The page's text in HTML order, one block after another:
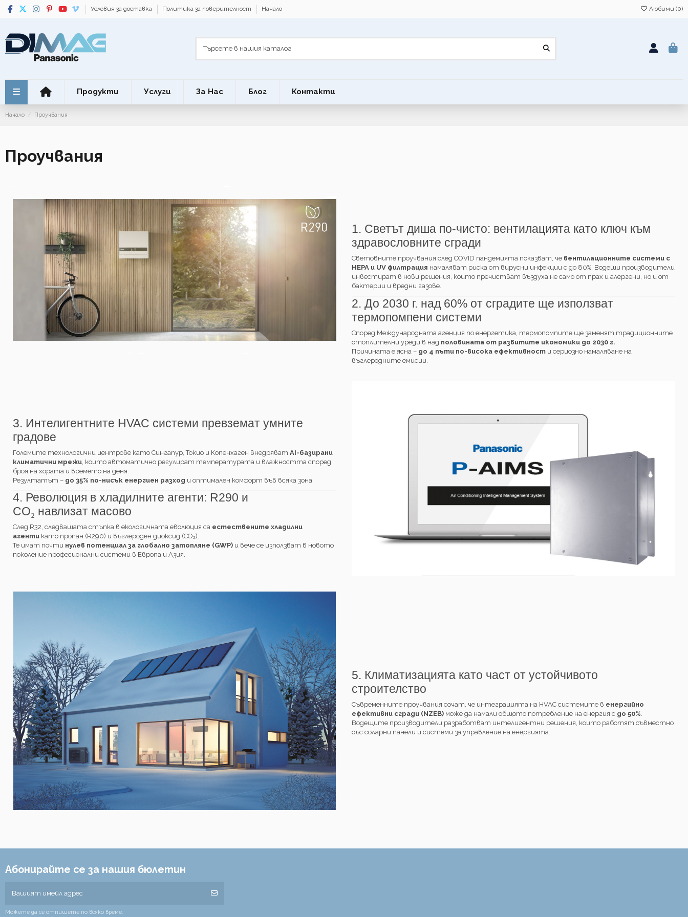
Условия за доставка Политика за поверителност Начало Любими (0)
Продукти Услуги За Нас Блог Контакти
Начало Проучвания
Проучвания
1. Светът диша по-чисто: вентилацията като ключ към
здравословните сгради
Световните проучвания след COVID пандемията показват, че вентилационните системи с
HEPA и UV филтрация намаляват риска от вирусни инфекции с до 80%. Водещи производители
инвестират в нови решения, които пречистват въздуха не само от прах и алергени, но и от
бактерии и вредни газове.
2. До 2030 г. над 60% от сградите ще използват
термопомпени системи
Според Международната агенция по енергетика, термопомпите ще заменят традиционните
отоплителни уреди в над половината от развитите икономики до 2030 г.
Причината е ясна – до 4 пъти по-висока ефективност и сериозно намаляване на
въглеродните емисии.
3. Интелигентните HVAC системи превземат умните
градове
Големите технологични центрове като Сингапур, Токио и Копенхаген внедряват AI-базирани
климатични мрежи, които автоматично регулират температурата и влажността според
броя на хората и времето на деня.
Резултатът – до 35% по-нисък енергиен разход и оптимален комфорт във всяка зона.
4. Революция в хладилните агенти: R290 и
CO₂ навлизат масово
След R32, следващата стъпка в екологичната еволюция са естествените хладилни
агентикато пропан (R290) и въглероден диоксид (CO₂).
Те имат почти нулев потенциал за глобално затопляне (GWP)и вече се използват в новото
поколение професионални системи в Европа и Азия.
5. Климатизацията като част от устойчивото
строителство
Съвременните проучвания сочат, че интеграцията на HVAC системите в енергийно
ефективни сгради (NZEB) може да намали общото потребление на енергия с до 50%
Водещите производители разработват интелигентни решения, които работят съвместно
със соларни панели и системи за управление на енергията.
Абонирайте се за нашия бюлетин
Можете да се отпишете по всяко време.